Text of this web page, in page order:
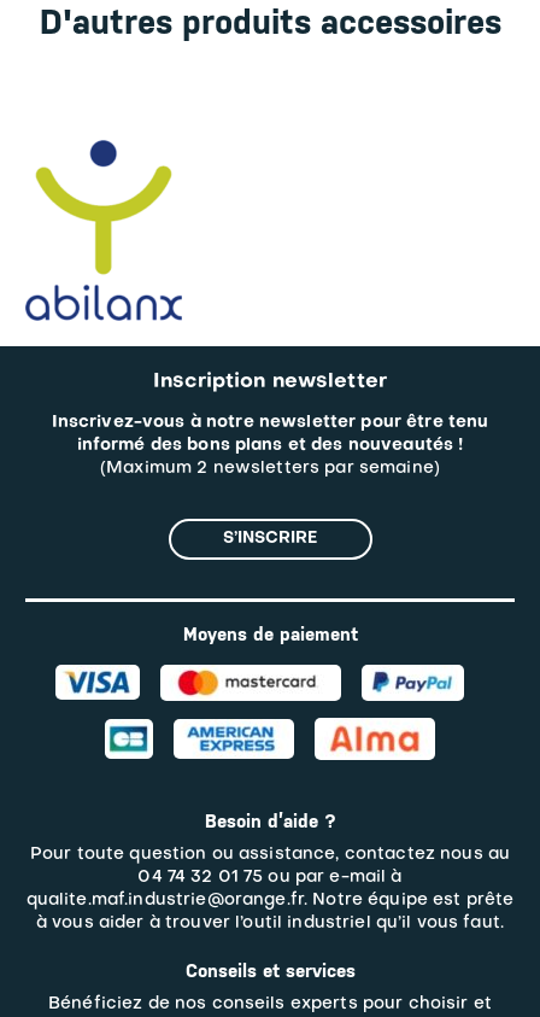
D'autres produits accessoires
Inscription newsletter
Inscrivez-vous à notre newsletter pour être tenu
informé des bons plans et des nouveautés !
(Maximum 2 newsletters par semaine)
S’INSCRIRE
Moyens de paiement
Besoin d’aide ?
Pour toute question ou assistance, contactez nous au
04 74 32 01 75 ou par e-mail à
qualite.maf.industrie@orange.fr. Notre équipe est prête
à vous aider à trouver l’outil industriel qu’il vous faut.
Conseils et services
Bénéficiez de nos conseils experts pour choisir et